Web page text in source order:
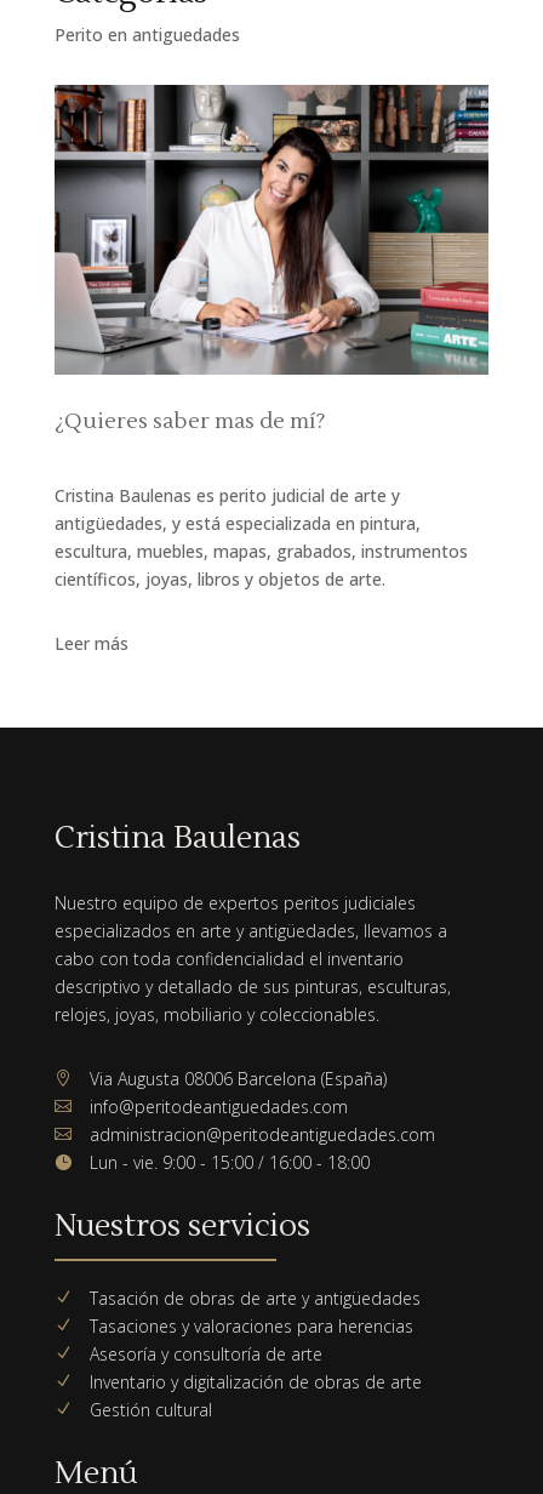
Perito en antiguedades
¿Quieres saber mas de mí?
Cristina Baulenas es perito judicial de arte y
antigüedades, y está especializada en pintura,
escultura, muebles, mapas, grabados, instrumentos
científicos, joyas, libros y objetos de arte.
Leer más
Cristina Baulenas
Nuestro equipo de expertos peritos judiciales
especializados en arte y antigüedades, llevamos a
cabo con toda confidencialidad el inventario
descriptivo y detallado de sus pinturas, esculturas,
relojes, joyas, mobiliario y coleccionables.
 Via Augusta 08006 Barcelona (España)
 info@peritodeantiguedades.com
 administracion@peritodeantiguedades.com
 Lun - vie. 9:00 - 15:00 / 16:00 - 18:00
Nuestros servicios
N Tasación de obras de arte y antigüedades
N Tasaciones y valoraciones para herencias
N Asesoría y consultoría de arte
N Inventario y digitalización de obras de arte
N Gestión cultural
Menú